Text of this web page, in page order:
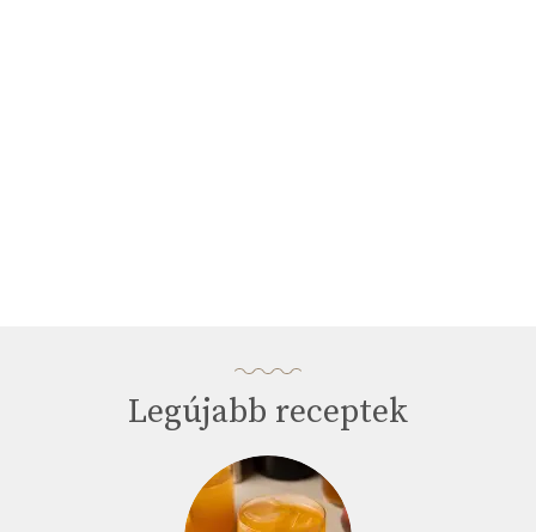
Legújabb receptek